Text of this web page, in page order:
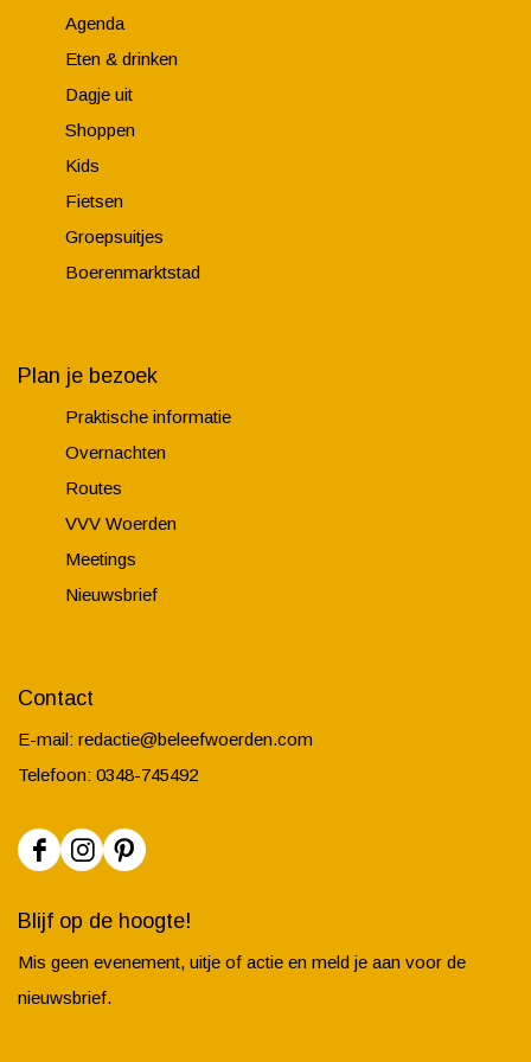
Agenda
Eten & drinken
Dagje uit
Shoppen
Kids
Fietsen
Groepsuitjes
Boerenmarktstad
Plan je bezoek
Praktische informatie
Overnachten
Routes
VVV Woerden
Meetings
Nieuwsbrief
Contact
E-mail: redactie@beleefwoerden.com
Telefoon: 0348-745492
F
c
e
b
I
t
a
P
t
Blijf op de hoogte!
Mis geen evenement, uitje of actie en meld je aan voor de
nieuwsbrief.